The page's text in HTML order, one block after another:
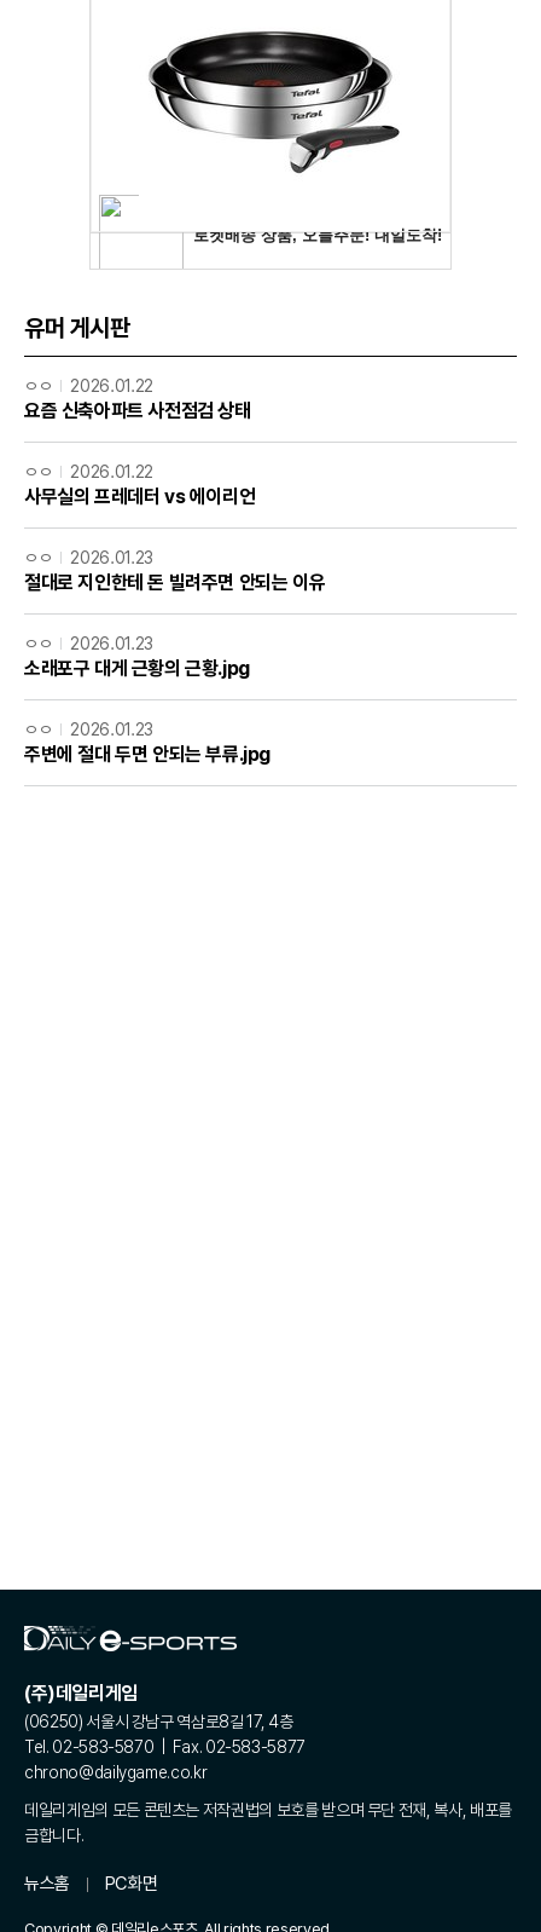
유머 게시판
ㅇㅇ 2026.01.22
요즘 신축아파트 사전점검 상태
ㅇㅇ 2026.01.22
사무실의 프레데터 vs 에이리언
ㅇㅇ 2026.01.23
절대로 지인한테 돈 빌려주면 안되는 이유
ㅇㅇ 2026.01.23
소래포구 대게 근황의 근황.jpg
ㅇㅇ 2026.01.23
주변에 절대 두면 안되는 부류.jpg
(주)데일리게임
(06250) 서울시 강남구 역삼로8길 17, 4층
Tel. 02-583-5870 | Fax. 02-583-5877
chrono@dailygame.co.kr
데일리게임의 모든 콘텐츠는 저작권법의 보호를 받으며 무단 전재, 복사, 배포를
금합니다.
뉴스홈 PC화면